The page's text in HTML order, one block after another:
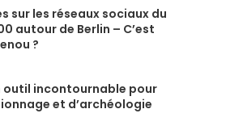
sur les réseaux sociaux du
autour de Berlin – C’est
?
outil incontournable pour
et d’archéologie